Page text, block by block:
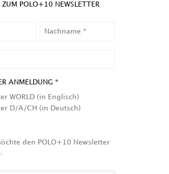
ZUM POLO+10 NEWSLETTER
ANMELDUNG *
WORLD (in Englisch)
D/A/CH (in Deutsch)
den POLO+10 Newsletter